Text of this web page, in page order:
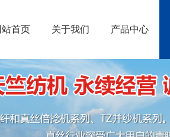
站首页 关于我们 产品中心